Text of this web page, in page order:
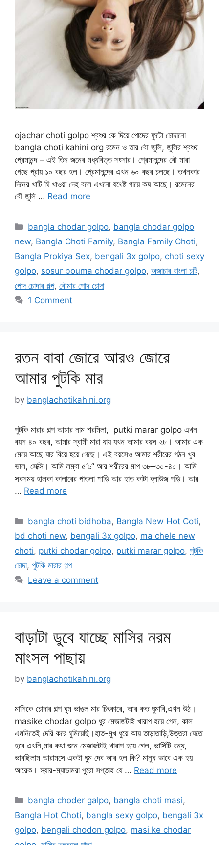
ojachar choti golpo শ্বশুর কে দিয়ে পোদের ফুটো চোদানো
bangla choti kahini org রমেন ও তার বৌ জুলি, জুলির শ্বশুর
প্রেমানন্দ – এই তিন জনের মধ্যবিত্ত সংসার। প্রেমানন্দের বৌ মারা
গেছে প্রায় ১০ বছর হল। প্রেমানন্দের এখন ৬০ বছর চলছে। তখনকার
দিনের খাটি ঘি খাওয়া দেহ বলে এখনো যথেষ্ট গায়ে কষ আছে। রমেনের
বৌ জুলি … Read more
Categories
bangla chodar golpo, bangla chodar golpo
new, Bangla Choti Family, Bangla Family Choti,
Bangla Prokiya Sex, bengali 3x golpo, choti sexy
golpo, sosur bouma chodar golpo, অজাচার বাংলা চটি,
পোদ চোদার গল্প, বৌমার পোদ চোদা
1 Comment
রতন বাবা জোরে আরও জোরে
আমার পুটকি মার
by banglachotikahini.org
পুটকি মারার গল্প আমার নাম শরমিলা, putki marar golpo এখন
বয়স ৪০ বছর, আমার স্বামী মারা যায় যখন আমার বয়স ২৮। আমার এক
মেয়ে আছে যার বিয়ে হয়ে গেছে। এই বয়সেও আমার শরীরের গঠন খুব
ভাল, সেক্সি। আমি লম্বা ৫’৬” আর শরীরের মাপ ৩৮–৩০-৪০। আমি
সবসময় হালকা কালারের পাতলা শাড়ি আর হাত কাটা ব্লাউজ পড়ি। আর
… Read more
Categories
bangla choti bidhoba, Bangla New Hot Coti,
bd choti new, bengali 3x golpo, ma chele new
choti, putki chodar golpo, putki marar golpo, পুটকি
চোদা, পুটকি মারার গল্প
Leave a comment
বাড়াটা ডুবে যাচ্ছে মাসির নরম
মাংসল পাছায়
by banglachotikahini.org
মাসিকে চোদার গল্প ঘুম ভাঙল মার চিৎকারে, আর কত ঘুমাবি,এখন উঠ।
masike chodar golpo ধুর মেজাজটাই খারাপ হয়ে গেল, কাল
এমনিতেই দেরি করে ঘুমিয়েছি।হাত-মুখ ধুয়ে আয় তাড়াতাড়ি,উত্তরা যেতে
হবে এখনি,মার কথা শুনে মেজাজটাই খারাপ হয়ে গেল, ভার্সিটি বন্ধ,
ভাবছিলাম আরামসে একটা ঘুম দেব আর হল কি? মানুষ ভাবে এক হয়
আরেক। স্যার-ম্যাডামরা পুরো সপ্তাহ যে … Read more
Categories
bangla choder galpo, bangla choti masi,
Bangla Hot Choti, bangla sexy golpo, bengali 3x
golpo, bengali chodon golpo, masi ke chodar